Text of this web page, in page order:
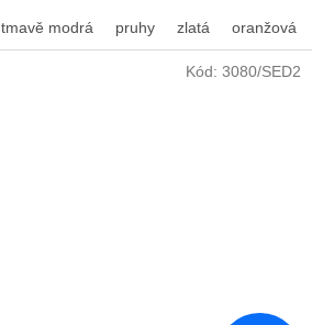
tmavě modrá pruhy zlatá oranžová s
Kód: 3080/SED2